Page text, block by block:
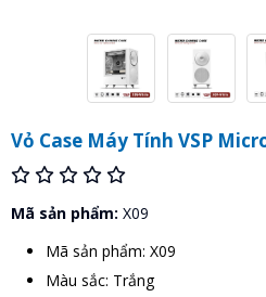
Vỏ Case Máy Tính VSP
Mã sản phẩm: X09
Mã sản phẩm: X09
Màu sắc: Trắng